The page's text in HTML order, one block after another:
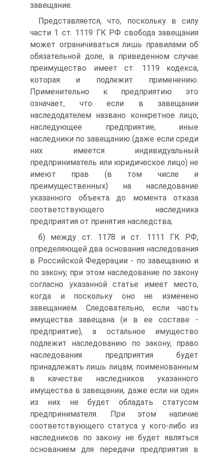
завещание.
Представляется, что, поскольку в силу
части 1 ст. 1119 ГК РФ свобода завещания
может ограничиваться лишь правилами об
обязательной доле, в приведенном случае
преимущество имеет ст. 1119 кодекса,
которая и подлежит применению.
Применительно к предприятию это
означает, что если в завещании
наследодателем названо конкретное лицо,
наследующее предприятие, иные
наследники по завещанию (даже если среди
них имеется индивидуальный
предприниматель или юридическое лицо) не
имеют прав (в том числе и
преимущественных) на наследование
указанного объекта до момента отказа
соответствующего наследника
предприятия от принятия наследства;
б) между ст. 1178 и ст. 1111 ГК РФ,
определяющей два основания наследования
в Российской Федерации - по завещанию и
по закону, при этом наследование по закону
согласно указанной статье имеет место,
когда и поскольку оно не изменено
завещанием. Следовательно, если часть
имущества завещана (и в ее составе -
предприятие), а остальное имущество
подлежит наследованию по закону, право
наследования предприятия будет
принадлежать лишь лицам, поименованным
в качестве наследников указанного
имущества в завещании, даже если ни один
из них не будет обладать статусом
предпринимателя. При этом наличие
соответствующего статуса у кого-либо из
наследников по закону не будет являться
основанием для передачи предприятия в